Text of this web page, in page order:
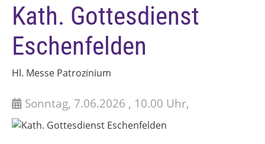
Kath. Gottesdienst
Eschenfelden
Hl. Messe Patrozinium
Sonntag, 7.06.2026 , 10.00 Uhr,